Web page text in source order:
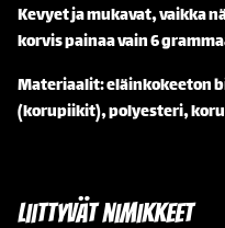
Kevyet ja mukavat, vaikka
korvis painaa vain 6
Materiaalit: eläinkokeeton
(korupiikit), polyesteri,
Liittyvät nimikkeet